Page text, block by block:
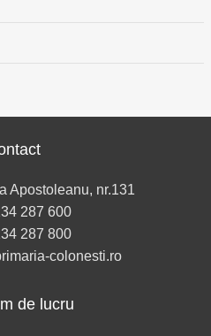
Apostoleanu, nr.131
287 600
287 800
colonesti.ro
de lucru